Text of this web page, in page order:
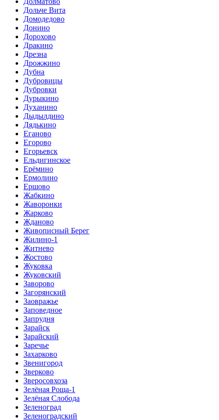
Дольче Вита
Домодедово
Донино
Дорохово
Дракино
Дрезна
Дрожжино
Дубна
Дубровицы
Дубровки
Дурыкино
Духанино
Дыдылдино
Дядькино
Еганово
Егорово
Егорьевск
Ельдигинское
Ерёмино
Ермолино
Ершово
Жабкино
Жаворонки
Жарково
Жданово
Живописный Берег
Жилино-1
Житнево
Жостово
Жуковка
Жуковский
Заворово
Загорянский
Заовражье
Заповедное
Запрудня
Зарайск
Зарайский
Заречье
Захарково
Звенигород
Зверково
Зверосовхоза
Зелёная Роща-1
Зелёная Слобода
Зеленоград
Зеленоградский